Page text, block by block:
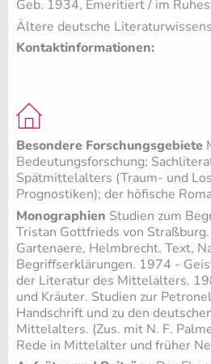
Geb. 1934, Emeritiert / im
Ältere deutsche
Kontaktinformationen:
Besondere Forschungsgebiete
Bedeutungsforschung;
Spätmittelalters (Traum- und
Prognostiken); der höfische
Monographien Studien zum
Tristan Gottfrieds von
Gartenaere, Helmbrecht. Text,
Begriffserklärungen. 1974 -
der Literatur des Mittelalters.
und Kräuter. Studien zur
Handschrift und zu den
Mittelalters. (Zus. mit N. F.
Rede in Mittelalter und früher